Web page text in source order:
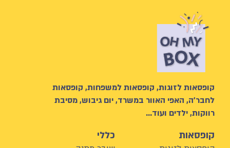
קופסאות לזוגות, קופסאות למשפחות, קופסאות
לחבר’ה, האפי האוור במשרד, יום גיבוש, מסיבת
רווקות, ילדים ועוד…
קופסאות כללי